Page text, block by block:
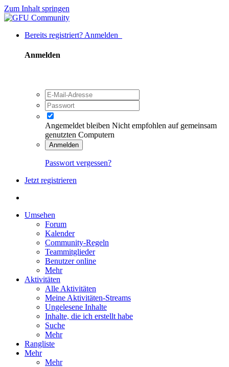
Zum Inhalt springen
Bereits registriert? Anmelden
Anmelden
Angemeldet bleiben Nicht empfohlen auf gemeinsam
genutzten Computern
Anmelden
Passwort vergessen?
Jetzt registrieren
Umsehen
Forum
Kalender
Community-Regeln
Teammitglieder
Benutzer online
Mehr
Aktivitäten
Alle Aktivitäten
Meine Aktivitäten-Streams
Ungelesene Inhalte
Inhalte, die ich erstellt habe
Suche
Mehr
Rangliste
Mehr
Mehr